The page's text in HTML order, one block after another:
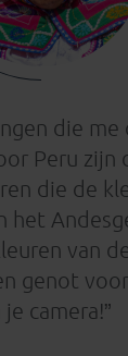
die
Peru zijn
die de
het
van
genot
camera!”